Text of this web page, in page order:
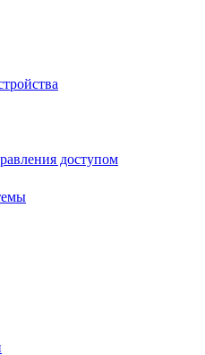
доступом